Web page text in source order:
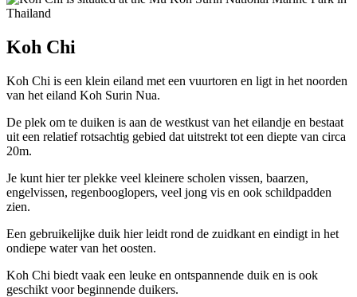
Koh Chi
Koh Chi is een klein eiland met een vuurtoren en ligt in het noorden
van het eiland Koh Surin Nua.
De plek om te duiken is aan de westkust van het eilandje en bestaat
uit een relatief rotsachtig gebied dat uitstrekt tot een diepte van circa
20m.
Je kunt hier ter plekke veel kleinere scholen vissen, baarzen,
engelvissen, regenbooglopers, veel jong vis en ook schildpadden
zien.
Een gebruikelijke duik hier leidt rond de zuidkant en eindigt in het
ondiepe water van het oosten.
Koh Chi biedt vaak een leuke en ontspannende duik en is ook
geschikt voor beginnende duikers.